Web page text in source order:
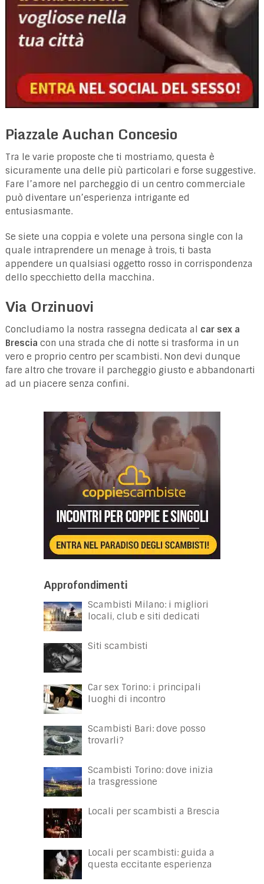
Piazzale Auchan Concesio
Tra le varie proposte che ti mostriamo, questa è
sicuramente una delle più particolari e forse suggestive.
Fare l’amore nel parcheggio di un centro commerciale
può diventare un’esperienza intrigante ed
entusiasmante.
Se siete una coppia e volete una persona single con la
quale intraprendere un menage à trois, ti basta
appendere un qualsiasi oggetto rosso in corrispondenza
dello specchietto della macchina.
Via Orzinuovi
Concludiamo la nostra rassegna dedicata al car sex a
Brescia con una strada che di notte si trasforma in un
vero e proprio centro per scambisti. Non devi dunque
fare altro che trovare il parcheggio giusto e abbandonarti
ad un piacere senza confini.
Approfondimenti
Scambisti Milano: i migliori
locali, club e siti dedicati
Siti scambisti
Car sex Torino: i principali
luoghi di incontro
Scambisti Bari: dove posso
trovarli?
Scambisti Torino: dove inizia
la trasgressione
Locali per scambisti a Brescia
Locali per scambisti: guida a
questa eccitante esperienza